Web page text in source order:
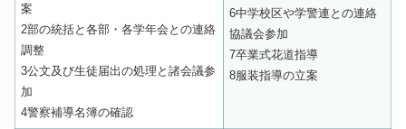
6中学校区や学警連との連絡
協議会参加
7卒業式花道指導
8服装指導の立案
案
2部の統括と各部・各学年会との連絡
調整
3公文及び生徒届出の処理と諸会議参
加
4警察補導名簿の確認